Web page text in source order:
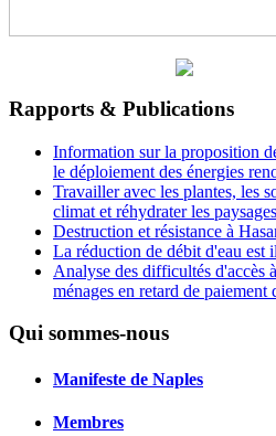
Rapports & Publications
Information sur la proposition
le déploiement des énergies
Travailler avec les plantes, les
climat et réhydrater les
Destruction et résistance à
La réduction de débit d'eau est
Analyse des difficultés d'accès
ménages en retard de
Qui sommes-nous
Manifeste de Naples
Membres